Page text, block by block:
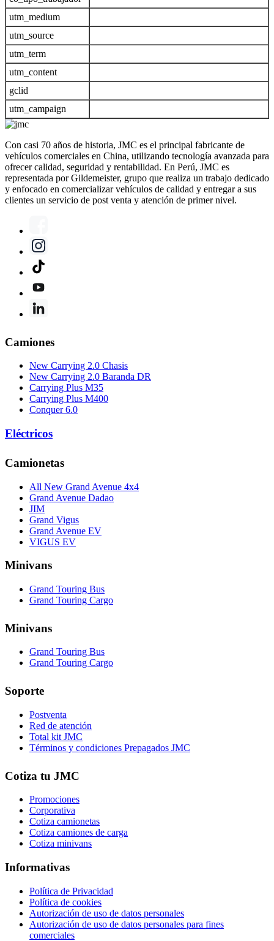
utm_medium
utm_source
utm_term
utm_content
gclid
utm_campaign
Con casi 70 años de historia, JMC es el principal fabricante de
vehículos comerciales en China, utilizando tecnología avanzada para
ofrecer calidad, seguridad y rentabilidad. En Perú, JMC es
representada por Gildemeister, grupo que realiza un trabajo dedicado
y enfocado en comercializar vehículos de calidad y entregar a sus
clientes un servicio de post venta y atención de primer nivel.
Camiones
New Carrying 2.0 Chasis
New Carrying 2.0 Baranda DR
Carrying Plus M35
Carrying Plus M400
Conquer 6.0
Eléctricos
Camionetas
All New Grand Avenue 4x4
Grand Avenue Dadao
JIM
Grand Vigus
Grand Avenue EV
VIGUS EV
Minivans
Grand Touring Bus
Grand Touring Cargo
Minivans
Grand Touring Bus
Grand Touring Cargo
Soporte
Postventa
Red de atención
Total kit JMC
Términos y condiciones Prepagados JMC
Cotiza tu JMC
Promociones
Corporativa
Cotiza camionetas
Cotiza camiones de carga
Cotiza minivans
Informativas
Política de Privacidad
Política de cookies
Autorización de uso de datos personales
Autorización de uso de datos personales para fines
comerciales